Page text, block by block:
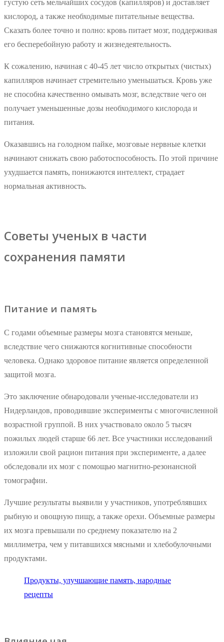
густую сеть мельчайших сосудов (капилляров) и доставляет
кислород, а также необходимые питательные вещества.
Сказать более точно и полно: кровь питает мозг, поддерживая
его бесперебойную работу и жизнедеятельность.
К сожалению, начиная с 40-45 лет число открытых (чистых)
капилляров начинает стремительно уменьшаться. Кровь уже
не способна качественно омывать мозг, вследствие чего он
получает уменьшенные дозы необходимого кислорода и
питания.
Оказавшись на голодном пайке, мозговые нервные клетки
начинают снижать свою работоспособность. По этой причине
ухудшается память, понижаются интеллект, страдает
нормальная активность.
Советы ученых в части
сохранения памяти
Питание и память
С годами объемные размеры мозга становятся меньше,
вследствие чего снижаются когнитивные способности
человека. Однако здоровое питание является определенной
защитой мозга.
Это заключение обнародовали ученые-исследователи из
Нидерландов, проводившие эксперименты с многочисленной
возрастной группой. В них участвовало около 5 тысяч
пожилых людей старше 66 лет. Все участники исследований
изложили свой рацион питания при эксперименте, а далее
обследовали их мозг с помощью магнитно-резонансной
томографии.
Лучшие результаты выявили у участников, употреблявших
рыбную и овощную пищу, а также орехи. Объемные размеры
их мозга превышали по среднему показателю на 2
миллиметра, чем у питавшихся мясными и хлебобулочными
продуктами.
Продукты, улучшающие память, народные
рецепты